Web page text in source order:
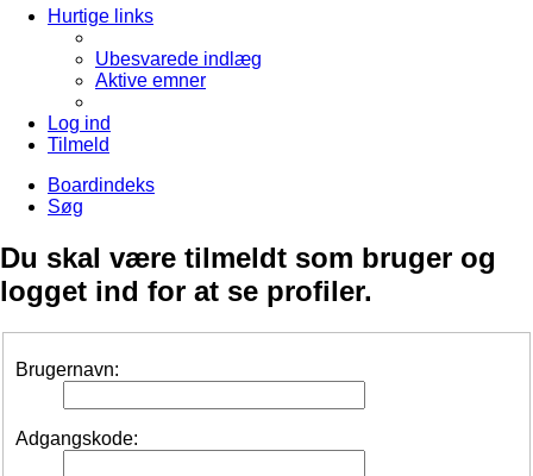
Hurtige links
Ubesvarede indlæg
Aktive emner
Log ind
Tilmeld
Boardindeks
Søg
Du skal være tilmeldt som bruger og
logget ind for at se profiler.
Brugernavn:
Adgangskode: